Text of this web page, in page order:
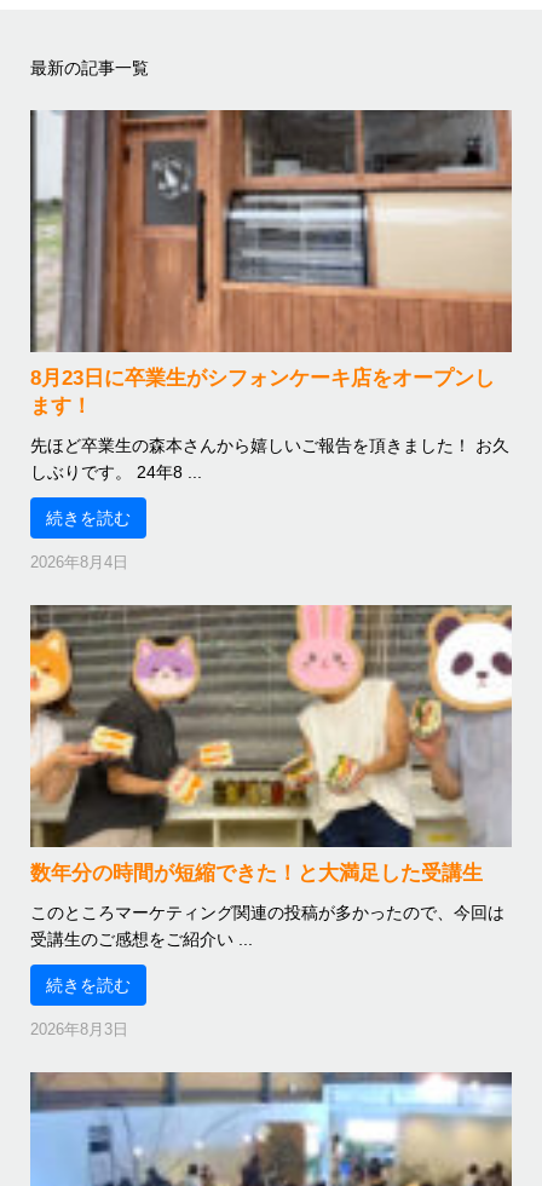
最新の記事一覧
8月23日に卒業生がシフォンケーキ店をオープンし
ます！
先ほど卒業生の森本さんから嬉しいご報告を頂きました！ お久
しぶりです。 24年8 ...
続きを読む
2026年8月4日
数年分の時間が短縮できた！と大満足した受講生
このところマーケティング関連の投稿が多かったので、今回は
受講生のご感想をご紹介い ...
続きを読む
2026年8月3日